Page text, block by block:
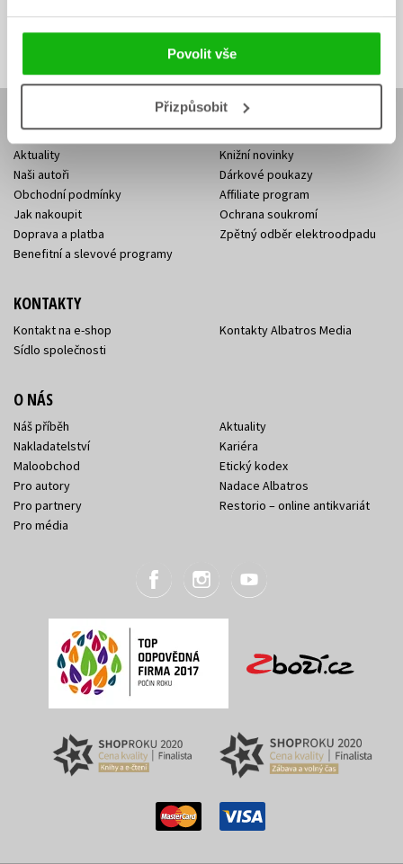
Povolit vše
Přizpůsobit
Vaše e-
mailová
Vaše e-
mailová
Vaše e-mailová adresa Přihlásit se
E-SHOP
Aktuality
Naši autoři
Obchodní podmínky
Jak nakoupit
Doprava a platba
Benefitní a slevové programy
Knižní novinky
Dárkové poukazy
Affiliate program
Ochrana soukromí
Zpětný odběr elektroodpadu
KONTAKTY
Kontakt na e-shop
Sídlo společnosti
Kontakty Albatros Media
O NÁS
Náš příběh
Nakladatelství
Maloobchod
Pro autory
Pro partnery
Pro média
Aktuality
Kariéra
Etický kodex
Nadace Albatros
Restorio – online antikvariát